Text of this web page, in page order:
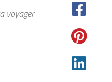
voyager